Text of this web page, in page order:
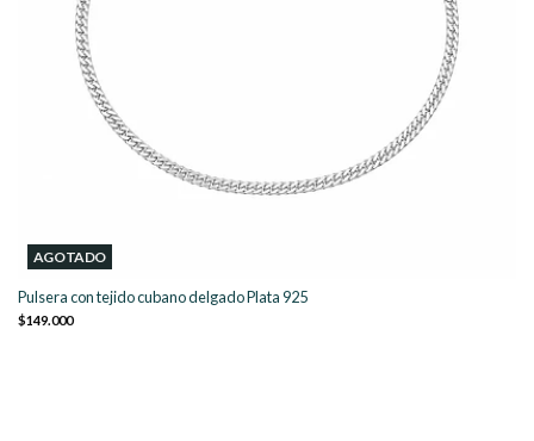
AGOTADO
Pulsera con tejido cubano delgado Plata 925
$149.000